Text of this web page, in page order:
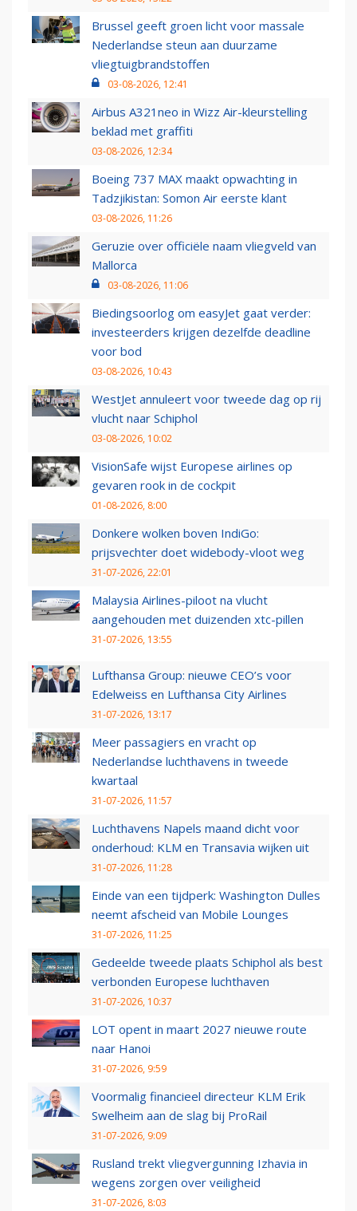
Brussel geeft groen licht voor massale
Nederlandse steun aan duurzame
vliegtuigbrandstoffen
03-08-2026, 12:41
Airbus A321neo in Wizz Air-kleurstelling
beklad met graffiti
03-08-2026, 12:34
Boeing 737 MAX maakt opwachting in
Tadzjikistan: Somon Air eerste klant
03-08-2026, 11:26
Geruzie over officiële naam vliegveld van
Mallorca
03-08-2026, 11:06
Biedingsoorlog om easyJet gaat verder:
investeerders krijgen dezelfde deadline
voor bod
03-08-2026, 10:43
WestJet annuleert voor tweede dag op rij
vlucht naar Schiphol
03-08-2026, 10:02
VisionSafe wijst Europese airlines op
gevaren rook in de cockpit
01-08-2026, 8:00
Donkere wolken boven IndiGo:
prijsvechter doet widebody-vloot weg
31-07-2026, 22:01
Malaysia Airlines-piloot na vlucht
aangehouden met duizenden xtc-pillen
31-07-2026, 13:55
Lufthansa Group: nieuwe CEO’s voor
Edelweiss en Lufthansa City Airlines
31-07-2026, 13:17
Meer passagiers en vracht op
Nederlandse luchthavens in tweede
kwartaal
31-07-2026, 11:57
Luchthavens Napels maand dicht voor
onderhoud: KLM en Transavia wijken uit
31-07-2026, 11:28
Einde van een tijdperk: Washington Dulles
neemt afscheid van Mobile Lounges
31-07-2026, 11:25
Gedeelde tweede plaats Schiphol als best
verbonden Europese luchthaven
31-07-2026, 10:37
LOT opent in maart 2027 nieuwe route
naar Hanoi
31-07-2026, 9:59
Voormalig financieel directeur KLM Erik
Swelheim aan de slag bij ProRail
31-07-2026, 9:09
Rusland trekt vliegvergunning Izhavia in
wegens zorgen over veiligheid
31-07-2026, 8:03